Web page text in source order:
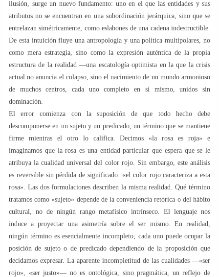
ilusión, surge un nuevo fundamento: uno en el que las entidades y sus
atributos no se encuentran en una subordinación jerárquica, sino que se
entrelazan simétricamente, como eslabones de una cadena indestructible.
De esta intuición fluye una antropología y una política multipolares, no
como mera estrategia, sino como la expresión auténtica de la propia
estructura de la realidad —una escatología optimista en la que la crisis
actual no anuncia el colapso, sino el nacimiento de un mundo armonioso
de muchos centros, cada uno completo en sí mismo, unidos sin
dominación.
El error comienza con la suposición de que todo hecho debe
descomponerse en un sujeto y un predicado, un término que se mantiene
firme mientras el otro lo califica. Decimos «la rosa es roja» e
imaginamos que la rosa es una entidad particular que espera que se le
atribuya la cualidad universal del color rojo. Sin embargo, este análisis
es reversible sin pérdida de significado: «el color rojo caracteriza a esta
rosa». Las dos formulaciones describen la misma realidad. Qué término
tratamos como «sujeto» depende de la conveniencia retórica o del hábito
cultural, no de ningún rango metafísico intrínseco. El lenguaje nos
induce a proyectar una asimetría sobre el ser mismo. En realidad,
ningún término es esencialmente incompleto; cada uno puede ocupar la
posición de sujeto o de predicado dependiendo de la proposición que
decidamos expresar. La aparente incompletitud de las cualidades —«ser
rojo», «ser justo»— no es ontológica, sino pragmática, un reflejo de